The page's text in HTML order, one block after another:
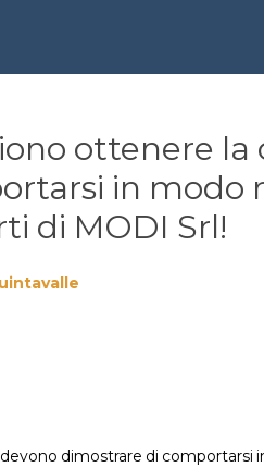
ottenere
in modo
di MODI Srl!
dimostrare di comportarsi